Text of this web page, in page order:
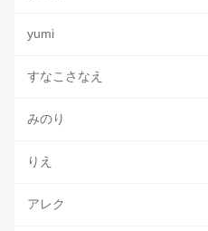
yumi
すなこさなえ
みのり
りえ
アレク